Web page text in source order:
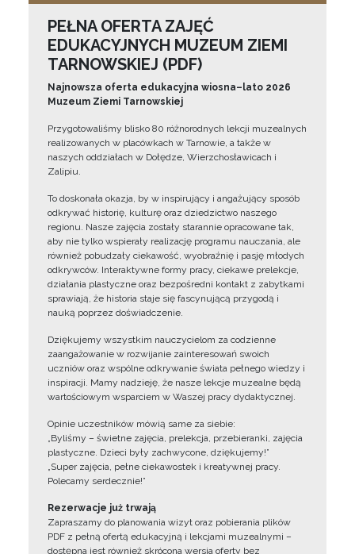
PEŁNA OFERTA ZAJĘĆ
EDUKACYJNYCH MUZEUM ZIEMI
TARNOWSKIEJ (PDF)
Najnowsza oferta edukacyjna wiosna–lato 2026
Muzeum Ziemi Tarnowskiej
Przygotowaliśmy blisko 80 różnorodnych lekcji muzealnych
realizowanych w placówkach w Tarnowie, a także w
naszych oddziałach w Dołędze, Wierzchosławicach i
Zalipiu.
To doskonała okazja, by w inspirujący i angażujący sposób
odkrywać historię, kulturę oraz dziedzictwo naszego
regionu. Nasze zajęcia zostały starannie opracowane tak,
aby nie tylko wspierały realizację programu nauczania, ale
również pobudzały ciekawość, wyobraźnię i pasję młodych
odkrywców. Interaktywne formy pracy, ciekawe prelekcje,
działania plastyczne oraz bezpośredni kontakt z zabytkami
sprawiają, że historia staje się fascynującą przygodą i
nauką poprzez doświadczenie.
Dziękujemy wszystkim nauczycielom za codzienne
zaangażowanie w rozwijanie zainteresowań swoich
uczniów oraz wspólne odkrywanie świata pełnego wiedzy i
inspiracji. Mamy nadzieję, że nasze lekcje muzealne będą
wartościowym wsparciem w Waszej pracy dydaktycznej.
Opinie uczestników mówią same za siebie:
„Byliśmy – świetne zajęcia, prelekcja, przebieranki, zajęcia
plastyczne. Dzieci były zachwycone, dziękujemy!”
„Super zajęcia, pełne ciekawostek i kreatywnej pracy.
Polecamy serdecznie!”
Rezerwacje już trwają
Zapraszamy do planowania wizyt oraz pobierania plików
PDF z pełną ofertą edukacyjną i lekcjami muzealnymi –
dostępna jest również skrócona wersja oferty bez